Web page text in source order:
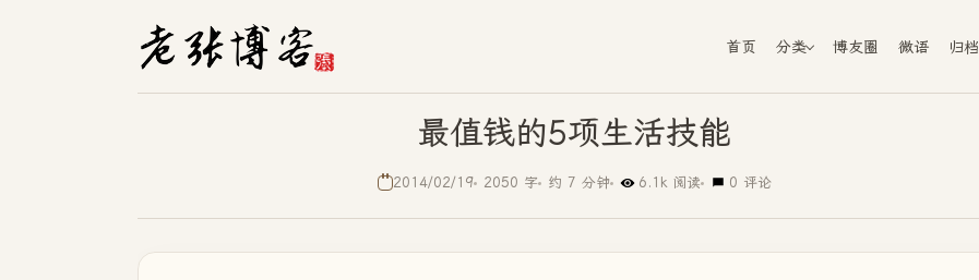
首页 分类 博友圈 微语 归档
最值钱的5项生活技能
2014/02/19 2050 字 约 7 分钟 6.1k 阅读 0 评论